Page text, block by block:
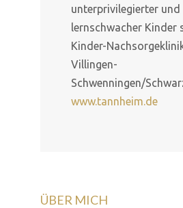
unterprivilegierter und
lernschwacher Kinder
Kinder-
Villingen-
Schwenningen/
www.tannheim.de
ÜBER MICH